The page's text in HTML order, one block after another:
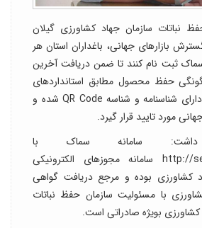
نباتات سازمان جهاد کشاورزی گیلان
بازارهای جهانی، باغداران استان هر
ثبت نام کنند تا ضمن دریافت آخرین
حفظ محصول مطابق استانداردهای
جهانی، محصول آنها دارای شناسنامه و شناسه‌ QR Code شده و
مورد تایید قرار گیرد.
سامانه سماک با
آدرس http://semak.maj.ir سامانه مجوزهای الکترونیکی
کشاورزی بوده و مرجع دریافت گواهی
با مسئولیت سازمان حفظ نباتات
بویژه صادراتی است.